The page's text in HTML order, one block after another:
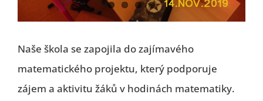
Naše škola se zapojila do zajímavého
matematického projektu, který podporuje
zájem a aktivitu žáků v hodinách matematiky.